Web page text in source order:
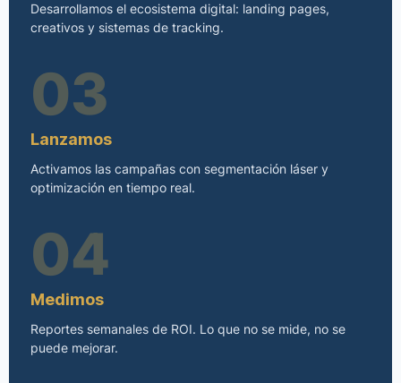
Desarrollamos el ecosistema digital: landing pages,
creativos y sistemas de tracking.
03
Lanzamos
Activamos las campañas con segmentación láser y
optimización en tiempo real.
04
Medimos
Reportes semanales de ROI. Lo que no se mide, no se
puede mejorar.